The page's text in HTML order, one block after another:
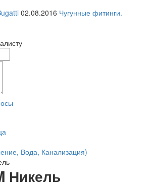
02.08.2016 Чугунные фитинги.
Вода, Канализация)
Никель